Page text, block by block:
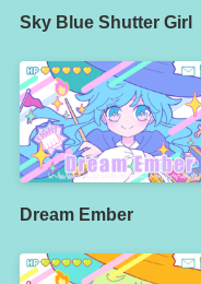
Sky Blue Shutter Girl
Dream Ember